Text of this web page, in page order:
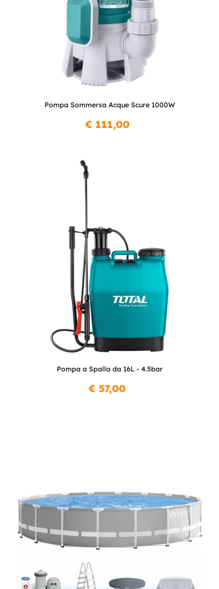
Pompa Sommersa Acque Scure 1000W
€ 111,00
Pompa a Spalla da 16L - 4.5bar
€ 57,00